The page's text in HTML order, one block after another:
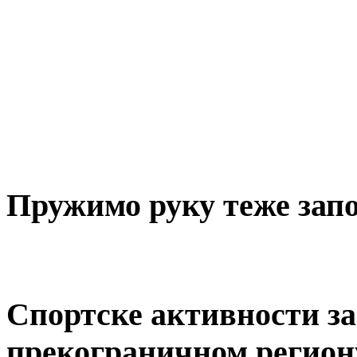
Пружимо руку теже
Спортске активности